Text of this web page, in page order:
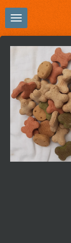
Ga
direct